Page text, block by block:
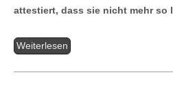
attestiert, dass sie nicht mehr
Weiterlesen